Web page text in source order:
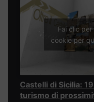
Fai clic
cookie per
Castelli di Sicilia:
turismo di